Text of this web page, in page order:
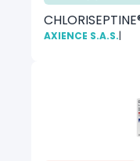
AXIENCE S.A.S.|